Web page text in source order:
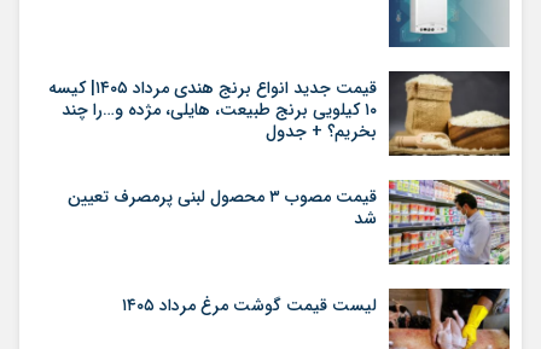
قیمت جدید انواع برنج هندی مرداد ۱۴۰۵| کیسه
۱۰ کیلویی برنج طبیعت، هایلی، مژده و…را چند
بخریم؟ + جدول
قیمت مصوب ۳ محصول لبنی پرمصرف تعیین
شد
لیست قیمت گوشت مرغ مرداد ۱۴۰۵